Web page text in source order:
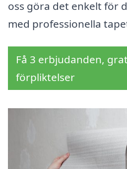
oss göra det enkelt för
med professionella
Få 3 erbjudanden,
förpliktelser